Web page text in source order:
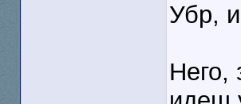
Убр,
Него,